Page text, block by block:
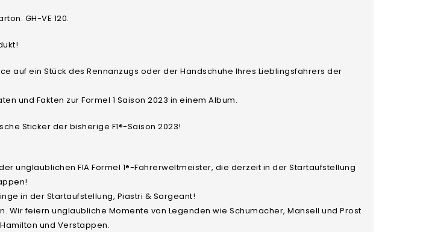
GH-VE 120.
auf ein Stück des Rennanzugs oder der Handschuhe Ihres Lieblingsfahrers der
und Fakten zur Formel 1 Saison 2023 in einem Album.
Sticker der bisherige F1®-Saison 2023!
unglaublichen FIA Formel 1®-Fahrerweltmeister, die derzeit in der Startaufstellung
in der Startaufstellung, Piastri & Sargeant!
Wir feiern unglaubliche Momente von Legenden wie Schumacher, Mansell und Prost
und Verstappen.